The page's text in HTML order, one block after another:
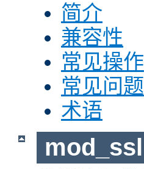
简介
兼容性
常见操作
常见问题
术语
mod_ssl